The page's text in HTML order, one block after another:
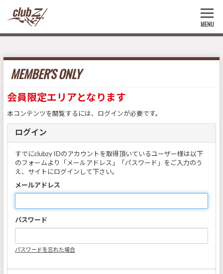
MENU
MEMBER'S ONLY
会員限定エリアとなります
本コンテンツを閲覧するには、ログインが必要です。
ログイン
すでにclubzy IDのアカウントを取得頂いているユーザー様は以下
のフォームより「メールアドレス」「パスワード」をご入力のう
え、サイトにログインして下さい。
メールアドレス
パスワード
パスワードを忘れた場合